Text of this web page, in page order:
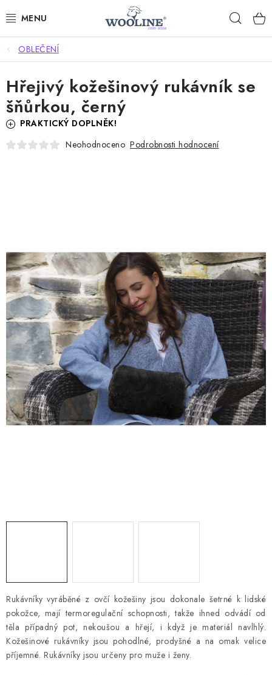
na
AKCE %
DÁRKOVÉ POUKAZY
OBLEČENÍ
OBUV
Doprava a platba Hodnocení obchodu
Kontakty
Moje objednávka
FAQ
OBLEČENÍ
Rukávníky vyráběné z ovčí kožešiny jsou dokonale šetrné k lidské
pokožce, mají termoregulační schopnosti, takže ihned odvádí od
těla případný pot, nekoušou a hřejí, i když je materiál navlhlý.
Kožešinové rukávníky jsou pohodlné, prodyšné a na omak velice
příjemné. Rukávníky jsou určeny pro muže i ženy.
Hřejivý kožešinový rukávník se
šňůrkou, černý
PRAKTICKÝ DOPLNĚK!
Neohodnoceno Podrobnosti hodnocení